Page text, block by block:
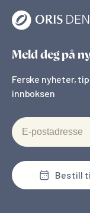
Meld deg på
Ferske nyheter,
innboksen
E-postadresse
Bestill